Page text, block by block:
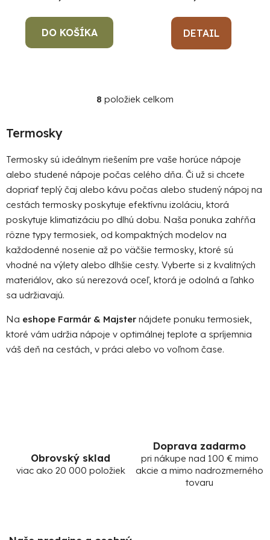
DO KOŠÍKA DETAIL
O
d
a
i
e
p
r
v
k
y
p
i
s
u
8 položiek celkom
Termosky
Termosky sú ideálnym riešením pre vaše horúce nápoje
alebo studené nápoje počas celého dňa. Či už si chcete
dopriať teplý čaj alebo kávu počas alebo studený nápoj na
cestách termosky poskytuje efektívnu izoláciu, ktorá
poskytuje klimatizáciu po dlhú dobu. Naša ponuka zahŕňa
rôzne typy termosiek, od kompaktných modelov na
každodenné nosenie až po väčšie termosky, ktoré sú
vhodné na výlety alebo dlhšie cesty. Vyberte si z kvalitných
materiálov, ako sú nerezová oceľ, ktorá je odolná a ľahko
sa udržiavajú.
Na eshope Farmár & Majster nájdete ponuku termosiek,
ktoré vám udržia nápoje v optimálnej teplote a spríjemnia
váš deň na cestách, v práci alebo vo voľnom čase.
Obrovský sklad
viac ako 20 000 položiek
Doprava zadarmo
pri nákupe nad 100 € mimo
akcie a mimo nadrozmerného
tovaru